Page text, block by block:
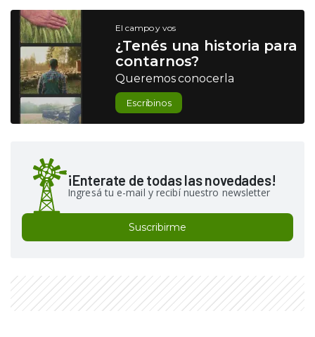
El campo y vos
¿Tenés una historia para
contarnos?
Queremos conocerla
Escribinos
¡Enterate de todas las novedades!
Ingresá tu e-mail y recibí nuestro newsletter
Suscribirme